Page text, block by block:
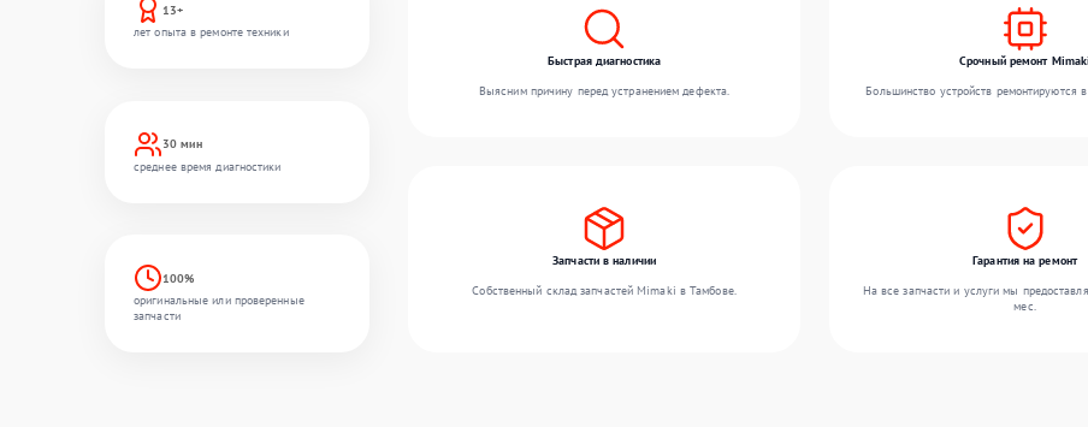
13+
лет опыта в ремонте техники
30 мин
среднее время диагностики
100%
оригинальные или проверенные
запчасти
Быстрая диагностика
Выясним причину перед устранением дефекта.
Срочный ремонт Mimaki
Большинство устройств ремонтируются
Запчасти в наличии
Собственный склад запчастей Mimaki в Тамбове.
Гарантия на ремонт
На все запчасти и услуги мы
мес.